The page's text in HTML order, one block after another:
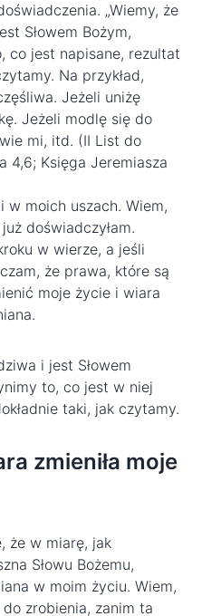
„Wiemy, że
Słowem Bożym,
co jest napisane, rezultat
Na przykład,
Jeżeli uniżę
Jeżeli modlę się do
mi, itd. (II List do
4,6; Księga Jeremiasza
moich uszach. Wiem,
doświadczyłam.
w wierze, a jeśli
że prawa, które są
moje życie i wiara
i jest Słowem
to, co jest w niej
taki, jak czytamy.
zmieniła moje
że w miarę, jak
Słowu Bożemu,
w moim życiu. Wiem,
zrobienia, zanim ta